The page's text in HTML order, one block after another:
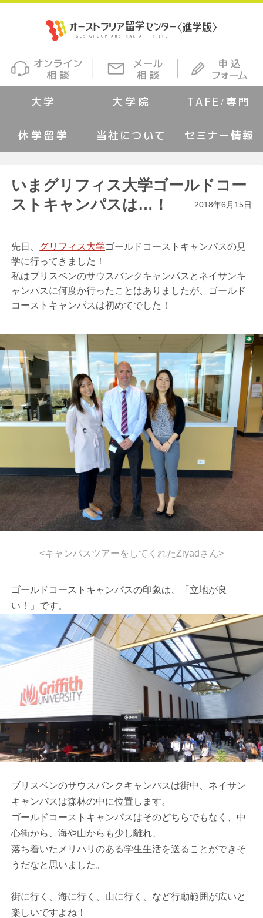
大学 大学院 TAFE/専門
休学留学 当社について セミナー情報
いまグリフィス大学ゴールドコー
ストキャンパスは…！
2018年6月15日
先日、 グリフィス大学ゴールドコーストキャンパスの見
学に行ってきました！
私はブリスベンのサウスバンクキャンパスとネイサンキ
ャンパスに何度か行ったことはありましたが、ゴールド
コーストキャンパスは初めてでした！
<キャンパスツアーをしてくれたZiyadさん>
ゴールドコーストキャンパスの印象は、「立地が良
い！」です。
ブリスベンのサウスバンクキャンパスは街中、ネイサン
キャンパスは森林の中に位置します。
ゴールドコーストキャンパスはそのどちらでもなく、中
心街から、海や山からも少し離れ、
落ち着いたメリハリのある学生生活を送ることができそ
うだなと思いました。
街に行く、海に行く、山に行く、など行動範囲が広いと
楽しいですよね！